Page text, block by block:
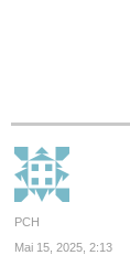
PCH
Mai 15, 2025, 2:13